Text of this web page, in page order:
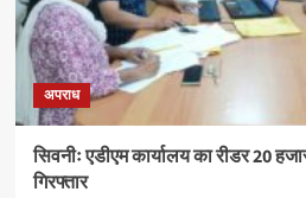
अपराध
सिवनीः एडीएम कार्यालय का रीडर 20
गिरफ्तार